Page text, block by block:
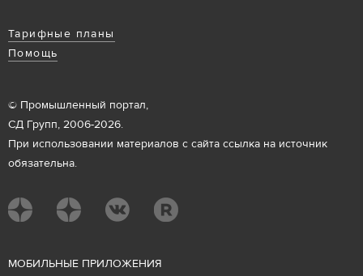
Тарифные планы
Помощь
© Промышленный портал,
СД Групп, 2006-2026.
При использовании материалов с сайта ссылка на источник
обязательна.
МОБИЛЬНЫЕ ПРИЛОЖЕНИЯ